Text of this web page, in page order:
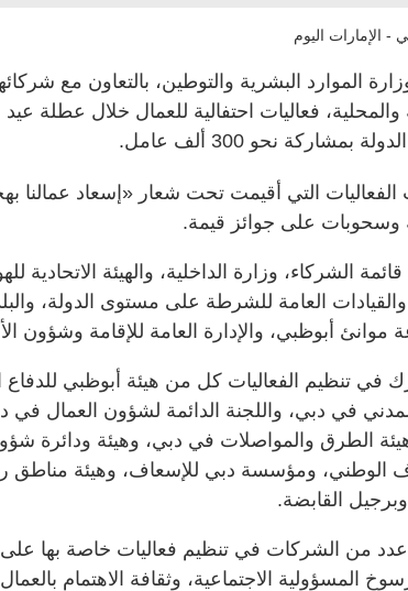
- الإمارات اليوم
الموارد البشرية والتوطين، بالتعاون مع
بمشاركة نحو 300 ألف عامل.
التي أقيمت تحت شعار «إسعاد عمالنا
وسحوبات على جوائز قيمة.
الشركاء، وزارة الداخلية، والهيئة الاتحادية
والقيادات العامة للشرطة على مستوى الدولة،
موانئ أبوظبي، والإدارة العامة للإقامة وشؤون
في تنظيم الفعاليات كل من هيئة أبوظبي للدفاع
في دبي، واللجنة الدائمة لشؤون العمال في
الطرق والمواصلات في دبي، وهيئة ودائرة
الوطني، ومؤسسة دبي للإسعاف، وهيئة مناطق
القابضة.
من الشركات في تنظيم فعاليات خاصة بها على
المسؤولية الاجتماعية، وثقافة الاهتمام